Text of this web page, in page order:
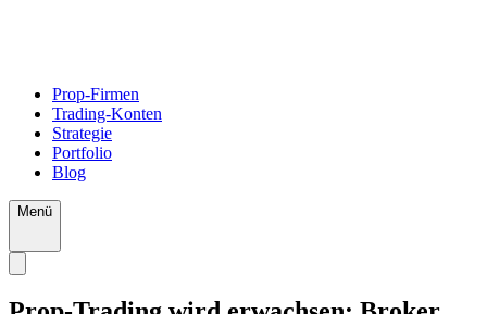
Prop-Firmen
Trading-Konten
Strategie
Portfolio
Blog
Menü